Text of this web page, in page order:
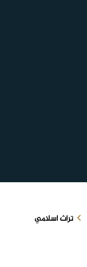
تراث اسلامي